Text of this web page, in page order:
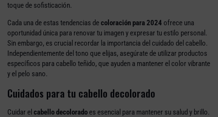
toque de sofisticación.
Cada una de estas tendencias decoloración para 2024 ofrece una
oportunidad única para renovar tu imagen y expresar tu estilo personal.
Sin embargo, es crucial recordar la importancia del cuidado del cabello.
Independientemente del tono que elijas, asegúrate de utilizar productos
específicos para cabello teñido, que ayuden a mantener el color vibrante
y el pelo sano.
Cuidados para tu cabello decolorado
Cuidar el cabello decolorado es esencial para mantener su salud y brillo.